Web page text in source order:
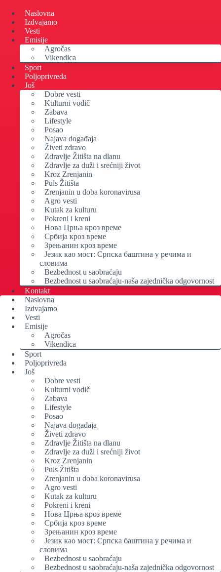
content
Naslovna
Izdvajamo
Vesti
Emisije
Agročas
Vikendica
Sport
Poljoprivreda
Još
Dobre vesti
Kulturni vodič
Zabava
Lifestyle
Posao
Najava događaja
Živeti zdravo
Zdravlje Žitišta na dlanu
Zdravlje za duži i srećniji život
Kroz Zrenjanin
Puls Žitišta
Zrenjanin u doba koronavirusa
Agro vesti
Kutak za kulturu
Pokreni i kreni
Нова Црња кроз време
Србија кроз време
Зрењанин кроз време
Језик као мост: Српска баштина у речима и
словима
Bezbednost u saobraćaju
Bezbednost u saobraćaju-naša zajednička odgovornost
Kontakt
Naslovna
Izdvajamo
Vesti
Emisije
Agročas
Vikendica
Sport
Poljoprivreda
Još
Dobre vesti
Kulturni vodič
Zabava
Lifestyle
Posao
Najava događaja
Živeti zdravo
Zdravlje Žitišta na dlanu
Zdravlje za duži i srećniji život
Kroz Zrenjanin
Puls Žitišta
Zrenjanin u doba koronavirusa
Agro vesti
Kutak za kulturu
Pokreni i kreni
Нова Црња кроз време
Србија кроз време
Зрењанин кроз време
Језик као мост: Српска баштина у речима и
словима
Bezbednost u saobraćaju
Bezbednost u saobraćaju-naša zajednička odgovornost